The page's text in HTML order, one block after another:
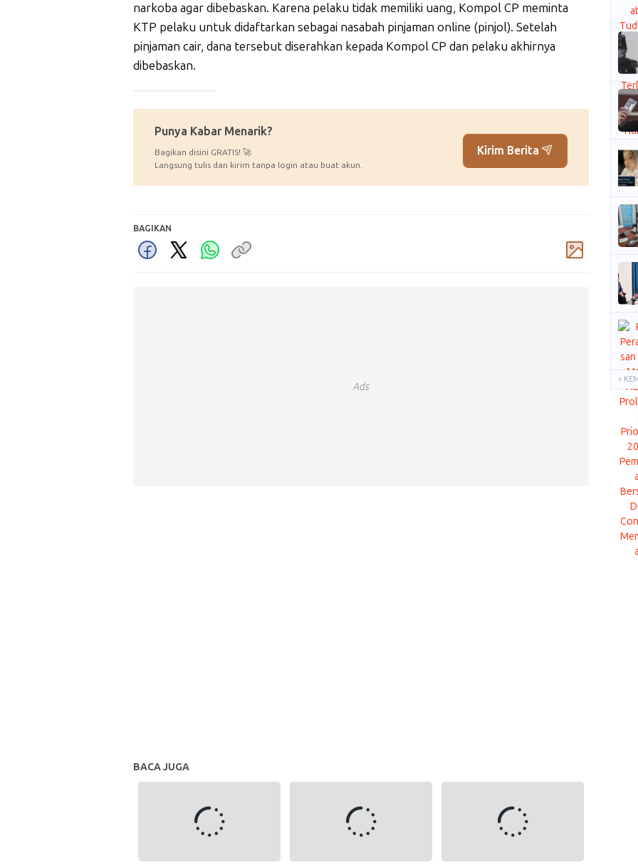
narkoba agar dibebaskan. Karena pelaku tidak memiliki uang, Kompol CP meminta
KTP pelaku untuk didaftarkan sebagai nasabah pinjaman online (pinjol). Setelah
pinjaman cair, dana tersebut diserahkan kepada Kompol CP dan pelaku akhirnya
dibebaskan.
Punya Kabar Menarik?
Bagikan disini GRATIS! 🚀
Langsung tulis dan kirim tanpa login atau buat akun.
Kirim Berita
BAGIKAN
Ads
BACA JUGA
«